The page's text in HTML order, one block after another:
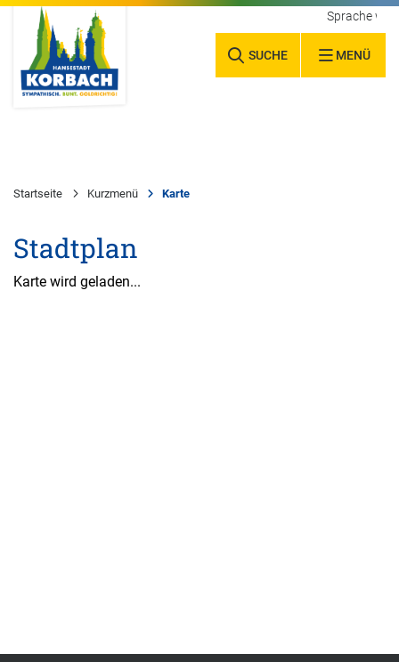
SUCHE MENÜ
Sprache
Startseite Kurzmenü Karte
Stadtplan
Karte wird geladen...